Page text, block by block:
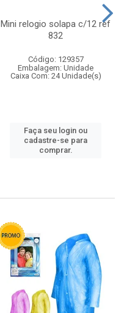
Mini relogio solapa c/12 ref
832
Código: 129357
Embalagem: Unidade
Caixa Com: 24 Unidade(s)
Faça seu login ou
cadastre-se para
comprar.